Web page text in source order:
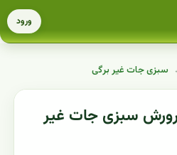
ورود
سبزی جات غیر برگی
سبزی جات غیر